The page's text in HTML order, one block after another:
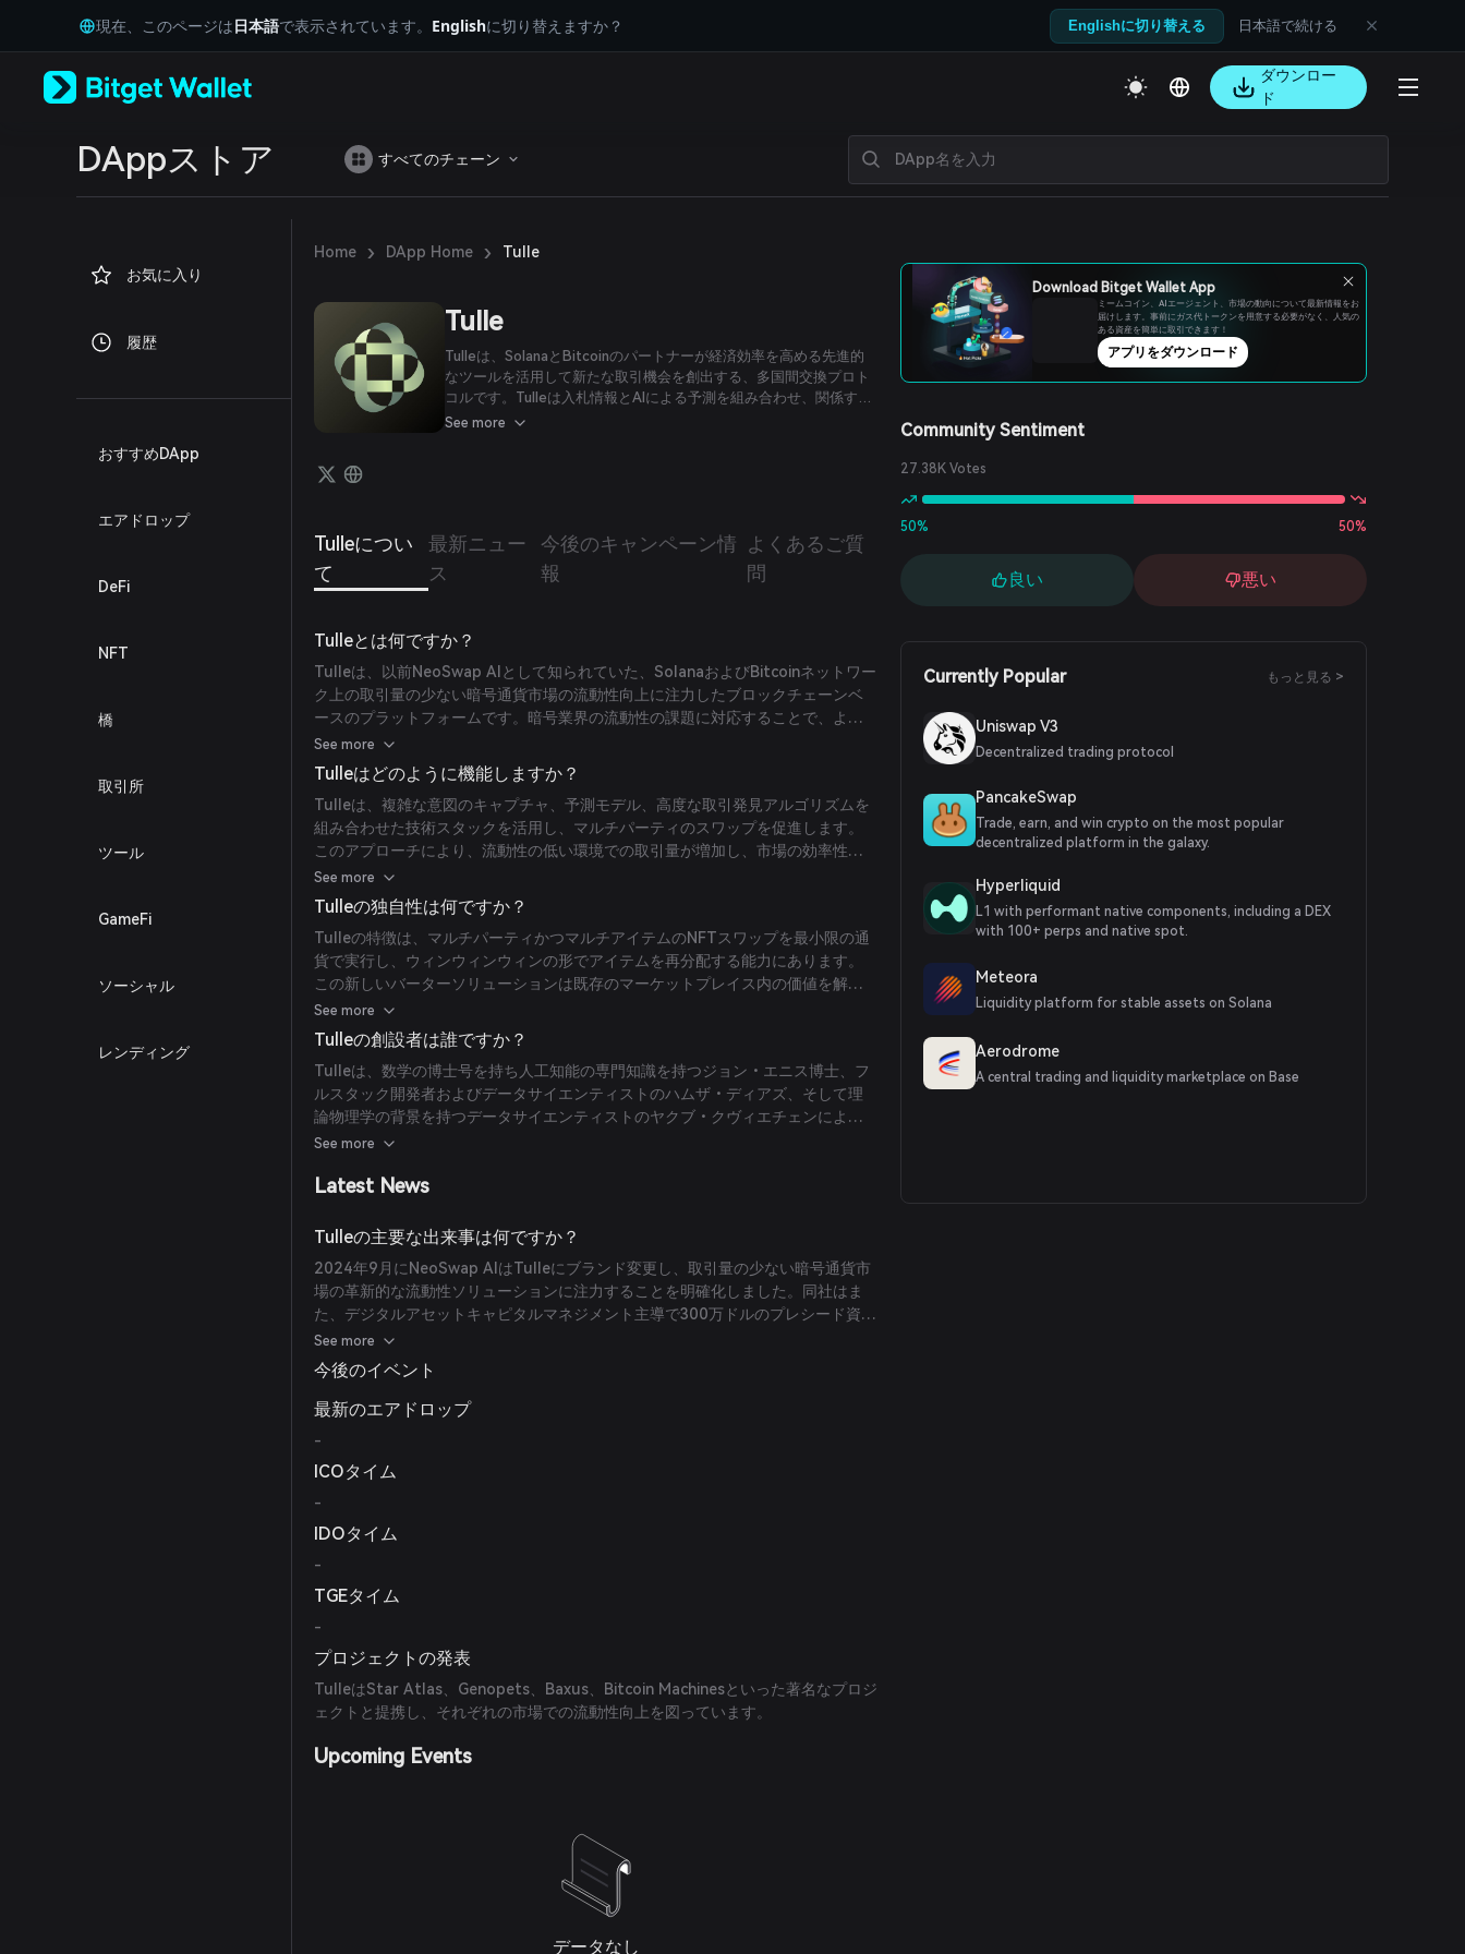
Tiếng Việt
Русский
Español (Latinoamérica)
Português (Portugal)
Bahasa Indonesia
Español (Argentina)
現在、このページは日本語で表示されています。 Englishに切り替えますか？ Englishに切り替える 日本語で続ける
ダウンロー
ド
DAppストア すべてのチェーン
お気に入り
履歴
おすすめDApp
エアドロップ
DeFi
NFT
橋
取引所
ツール
GameFi
ソーシャル
レンディング
Home › DApp Home › Tulle
Tulle
Tulleは、SolanaとBitcoinのパートナーが経済効率を高める先進的
なツールを活用して新たな取引機会を創出する、多国間交換プロト
コルです。Tulleは入札情報とAIによる予測を組み合わせ、関係する
すべての当事者にとって有益な多方向取引を発見します。
See more
Tulleについ
て
最新ニュー
ス
今後のキャンペーン情
報
よくあるご質
問
Tulleとは何ですか？
Tulleは、以前NeoSwap AIとして知られていた、SolanaおよびBitcoinネットワー
ク上の取引量の少ない暗号通貨市場の流動性向上に注力したブロックチェーンベ
ースのプラットフォームです。暗号業界の流動性の課題に対応することで、より
流動的で効率的かつアクセス可能な経済エコシステムの構築を目指しています。
See more
Tulleはどのように機能しますか？
Tulleは、複雑な意図のキャプチャ、予測モデル、高度な取引発見アルゴリズムを
組み合わせた技術スタックを活用し、マルチパーティのスワップを促進します。
このアプローチにより、流動性の低い環境での取引量が増加し、市場の効率性が
大幅に向上します。
See more
Tulleの独自性は何ですか？
Tulleの特徴は、マルチパーティかつマルチアイテムのNFTスワップを最小限の通
貨で実行し、ウィンウィンウィンの形でアイテムを再分配する能力にあります。
この新しいバーターソリューションは既存のマーケットプレイス内の価値を解放
し、以前は持続不可能だった新たなマーケットプレイスの創出を可能にします。
See more
Tulleの創設者は誰ですか？
Tulleは、数学の博士号を持ち人工知能の専門知識を持つジョン・エニス博士、フ
ルスタック開発者およびデータサイエンティストのハムザ・ディアズ、そして理
論物理学の背景を持つデータサイエンティストのヤクブ・クヴィエチェンによっ
て設立されました。
See more
Latest News
Tulleの主要な出来事は何ですか？
2024年9月にNeoSwap AIはTulleにブランド変更し、取引量の少ない暗号通貨市
場の革新的な流動性ソリューションに注力することを明確化しました。同社はま
た、デジタルアセットキャピタルマネジメント主導で300万ドルのプレシード資金
を確保し、AngelHub、Sora Ventures、Avid3などが参加しました。
See more
今後のイベント
最新のエアドロップ
-
ICOタイム
-
IDOタイム
-
TGEタイム
-
プロジェクトの発表
TulleはStar Atlas、Genopets、Baxus、Bitcoin Machinesといった著名なプロジ
ェクトと提携し、それぞれの市場での流動性向上を図っています。
Upcoming Events
データなし
Download Bitget Wallet App
ミームコイン、AIエージェント、市場の動向について最新情報をお
届けします。事前にガス代トークンを用意する必要がなく、人気の
ある資産を簡単に取引できます！
アプリをダウンロード
Community Sentiment
27.38K Votes
50% 50%
良い 悪い
Currently Popular もっと見る >
Uniswap V3
Decentralized trading protocol
PancakeSwap
Trade, earn, and win crypto on the most popular
decentralized platform in the galaxy.
Hyperliquid
L1 with performant native components, including a DEX
with 100+ perps and native spot.
Meteora
Liquidity platform for stable assets on Solana
Aerodrome
A central trading and liquidity marketplace on Base